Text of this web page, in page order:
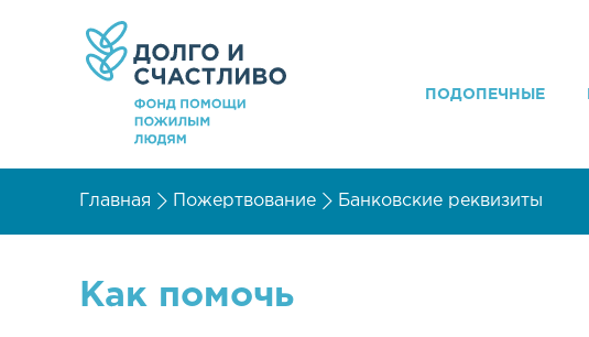
ПОДОПЕЧНЫЕ
Главная Пожертвование Банковские реквизиты
Как помочь